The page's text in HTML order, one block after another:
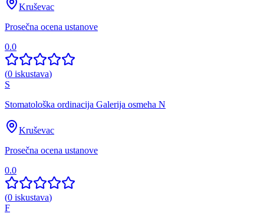
Kruševac
Prosečna ocena ustanove
0.0
(0 iskustava)
S
Stomatološka ordinacija Galerija osmeha N
Kruševac
Prosečna ocena ustanove
0.0
(0 iskustava)
F